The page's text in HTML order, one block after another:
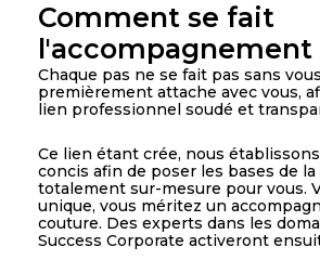
Comment se fait
l'accompagnement
Chaque pas ne se fait pas sans
premièrement attache avec vous,
lien professionnel soudé et
Ce lien étant crée, nous
concis afin de poser les bases de la
totalement sur-mesure pour vous.
unique, vous méritez un
couture. Des experts dans les
Success Corporate activeront